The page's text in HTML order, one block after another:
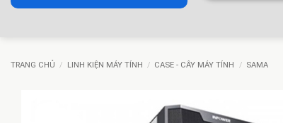
TRANG CHỦ / LINH KIỆN MÁY TÍNH / CASE - CÂY MÁY TÍNH / SAMA